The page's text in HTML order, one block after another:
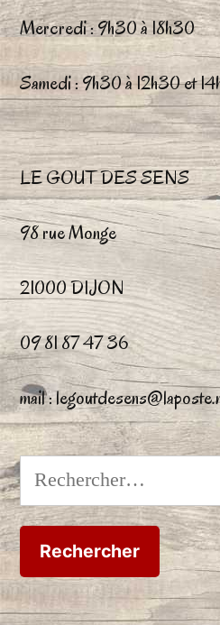
Mercredi : 9h30 à 18h30
Samedi : 9h30 à 12h30 et
LE GOUT DES SENS
98 rue Monge
21000 DIJON
09 81 87 47 36
mail :
Rechercher :